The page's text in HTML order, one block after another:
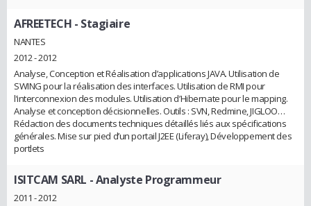
AFREETECH - Stagiaire
NANTES
2012 - 2012
Analyse, Conception et Réalisation d’applications JAVA. Utilisation de
SWING pour la réalisation des interfaces. Utilisation de RMI pour
l’interconnexion des modules. Utilisation d’Hibernate pour le mapping.
Analyse et conception décisionnelles. Outils : SVN, Redmine, JIGLOO…
Rédaction des documents techniques détaillés liés aux spécifications
générales. Mise sur pied d’un portail J2EE (Liferay), Développement des
portlets
ISITCAM SARL - Analyste Programmeur
2011 - 2012